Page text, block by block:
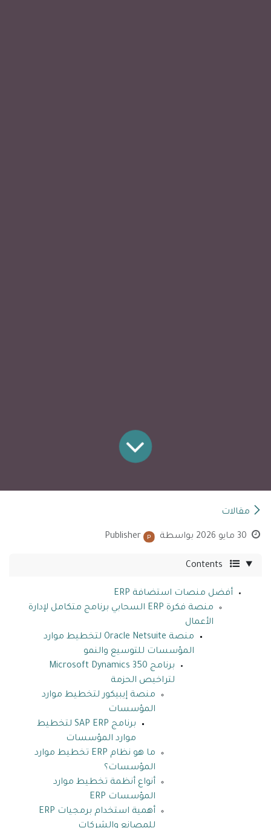
مقالات
30 مايو 2026 بواسطة Publisher
Contents
أفضل منصات استضافة ERP
منصة فكرة ERP السحابي برنامج متكامل لإدارة
الأعمال
منصة Oracle Netsuite لتخطيط موارد
المؤسسات للتوسيع والنمو
برنامج Microsoft Dynamics 350
لتراخيص الحزمة
منصة إيبيكور لتخطيط موارد
المؤسسات
برنامج SAP ERP لتخطيط
موارد المؤسسات
ما هو نظام ERP تخطيط موارد
المؤسسات؟
أنواع أنظمة تخطيط موارد
المؤسسات ERP
أهمية استخدام برمجيات ERP